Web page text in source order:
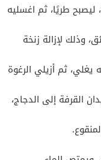
طريًا، ثم اغسليه
وذلك لإزالة زنخة
ثم أزيلي الرغوة
القرفة إلى الدجاج،